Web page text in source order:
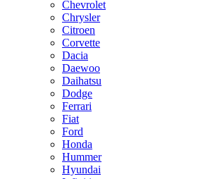
Chevrolet
Chrysler
Citroen
Corvette
Dacia
Daewoo
Daihatsu
Dodge
Ferrari
Fiat
Ford
Honda
Hummer
Hyundai